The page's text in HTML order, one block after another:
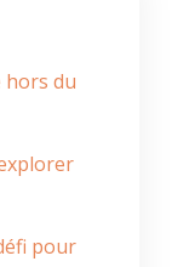
hors du
pour